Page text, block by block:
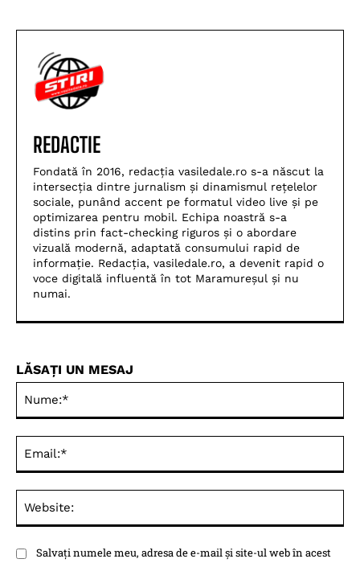
REDACTIE
Fondată în 2016, redacția vasiledale.ro s-a născut la
intersecția dintre jurnalism și dinamismul rețelelor
sociale, punând accent pe formatul video live și pe
optimizarea pentru mobil. Echipa noastră s-a
distins prin fact-checking riguros și o abordare
vizuală modernă, adaptată consumului rapid de
informație. Redacția, vasiledale.ro, a devenit rapid o
voce digitală influentă în tot Maramureșul și nu
numai.
LĂSAȚI UN MESAJ
Salvați numele meu, adresa de e-mail și site-ul web în acest